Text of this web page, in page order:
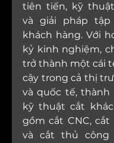
tiên tiến, kỹ
và giải pháp
khách hàng. Với
kỷ kinh nghiệm,
trở thành một cái
cậy trong cả thị
và quốc tế, thành
kỹ thuật cắt
gồm cắt CNC,
và cắt thủ công